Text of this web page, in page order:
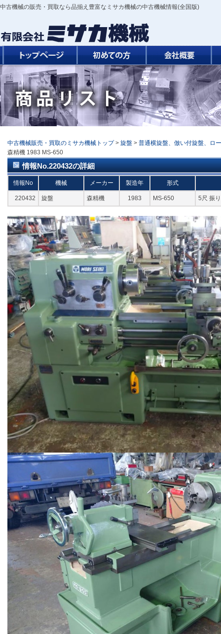
中古機械の販売・買取なら品揃え豊富なミサカ機械の中古機械情報(全国版)
中古機械販売・買取のミサカ機械トップ > 旋盤 > 普通横旋盤、倣い付旋盤、ロ
森精機 1983 MS-650
情報No.220432の詳細
情報No 機械 メーカー 製造年 形式
220432 旋盤 森精機 1983 MS-650 5尺 振